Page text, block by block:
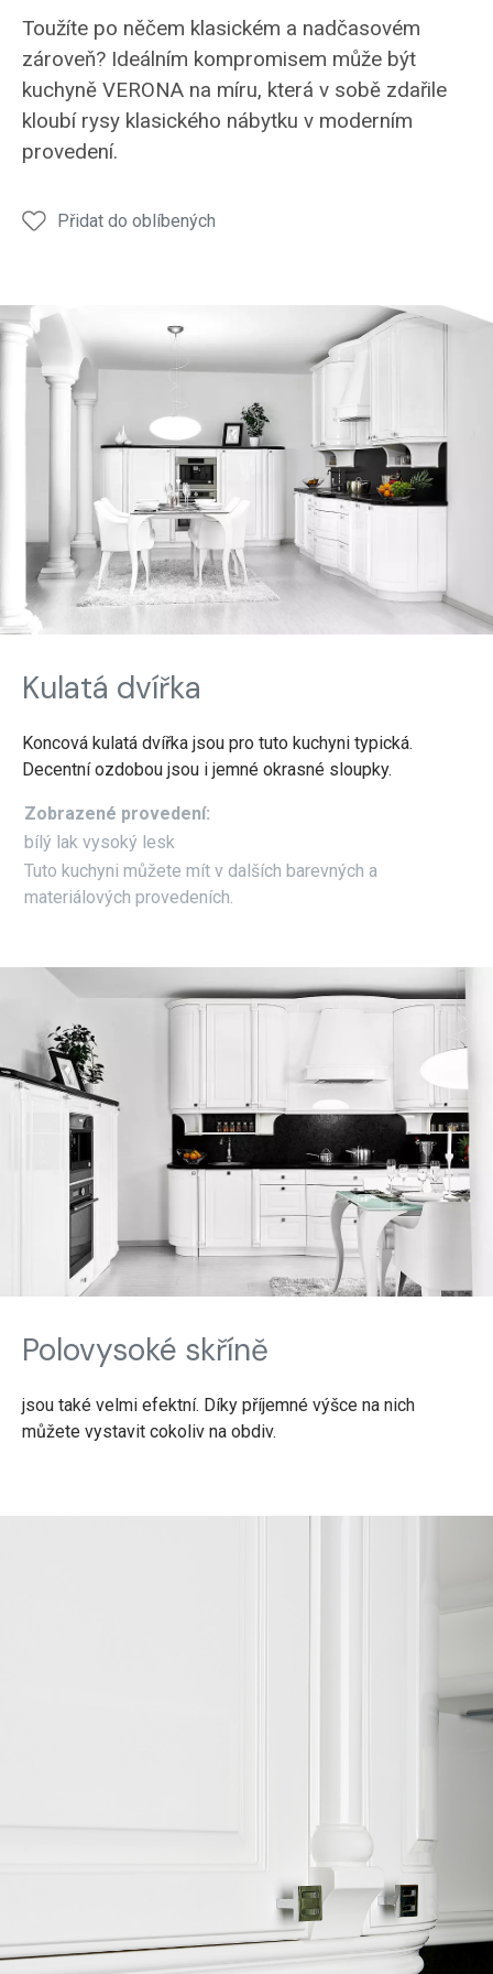
značky
Hanák
v
bílém
lesku
značky
Hanák
v
bílém
laku.
kuchyně
značky
Hanák
ve
vysokém
Toužíte po něčem klasickém a nadčasovém
zároveň? Ideálním kompromisem může být
kuchyně VERONA na míru, která v sobě zdařile
kloubí rysy klasického nábytku v moderním
provedení.
Přidat do oblíbených
Kulatá dvířka
Koncová kulatá dvířka jsou pro tuto kuchyni typická.
Decentní ozdobou jsou i jemné okrasné sloupky.
Zobrazené provedení:
bílý lak vysoký lesk
Tuto kuchyni můžete mít v dalších barevných a
materiálových provedeních.
Polovysoké skříně
jsou také velmi efektní. Díky příjemné výšce na nich
můžete vystavit cokoliv na obdiv.